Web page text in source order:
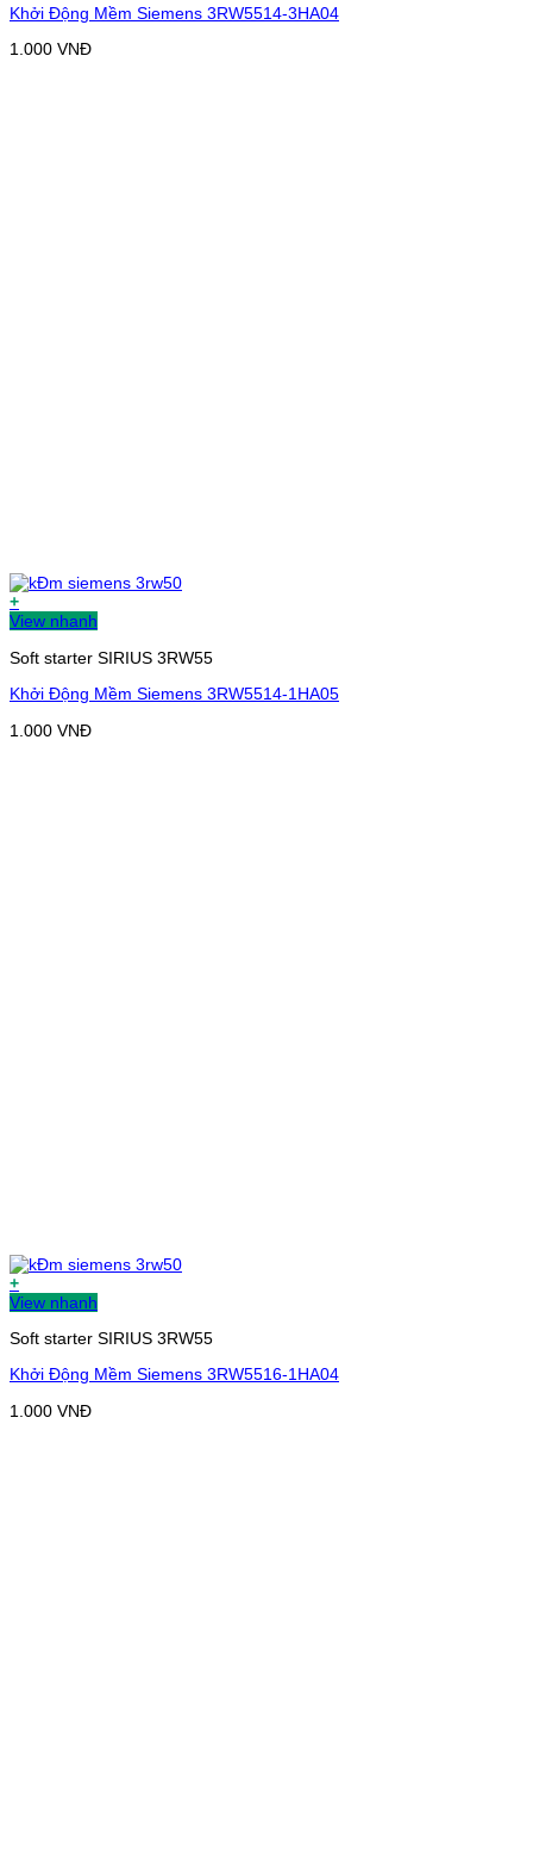
Khởi Động Mềm Siemens 3RW5514-3HA04
1.000 VNĐ
+
View nhanh
Soft starter SIRIUS 3RW55
Khởi Động Mềm Siemens 3RW5514-1HA05
1.000 VNĐ
+
View nhanh
Soft starter SIRIUS 3RW55
Khởi Động Mềm Siemens 3RW5516-1HA04
1.000 VNĐ